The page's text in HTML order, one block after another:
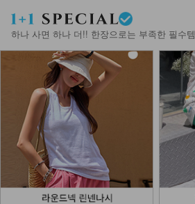
하나 사면 하나 더!! 한장으로는 부족한 필수템